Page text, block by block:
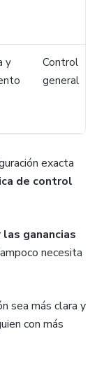
y
Control
general
exacta
de control
ganancias
necesita
sea más clara y
con más